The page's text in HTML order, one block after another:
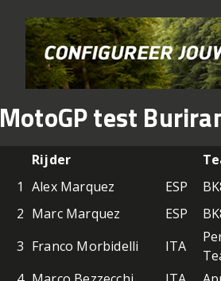
MotoGP test
Rijder
1 Alex Marquez ESP
2 Marc Marquez ESP
3 Franco Morbidelli ITA